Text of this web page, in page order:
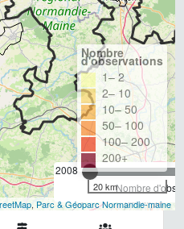
2008
Nombre
Nombre
d'observations
1– 2
2– 10
10– 50
50– 100
100– 200
200+
20 km
, Parc & Géoparc Normandie-maine